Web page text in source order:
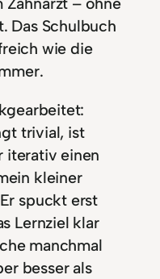
Das Schulbuch
wie die
trivial, ist
iterativ einen
kleiner
spuckt erst
Lernziel klar
manchmal
besser als